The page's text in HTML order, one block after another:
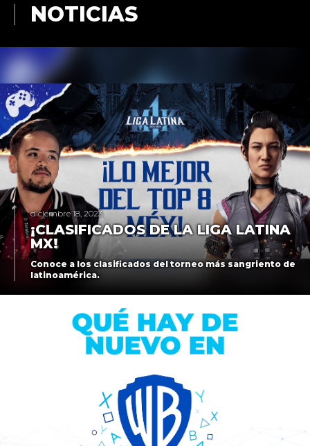
NOTICIAS
diciembre 18, 2023
¡CLASIFICADOS DE LA LIGA LATINA
MX!
Conoce a los clasificados del torneo más sangriento de
latinoamérica.